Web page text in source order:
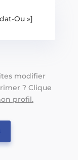
Ou »]
modifier
? Clique
profil.